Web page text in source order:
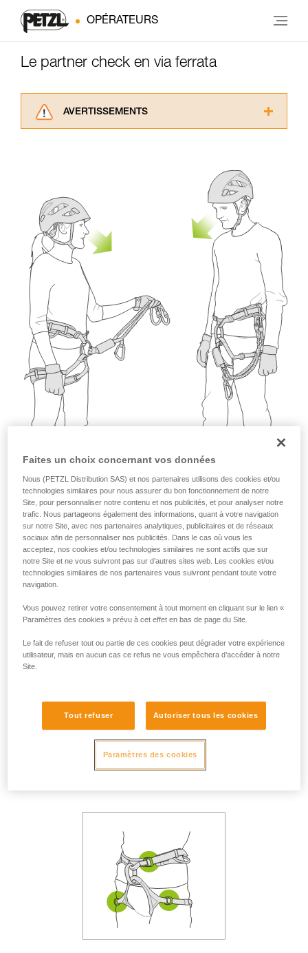
OPÉRATEURS
Le partner check en via ferrata
AVERTISSEMENTS
informations de la notice technique pour
pouvoir comprendre ce complément
d’informations.
Maîtriser ces techniques nécessite une
formation et un entraînement spécifique. Validez
avec un professionnel votre capacité à refaire
la manipulation, seul, en toute sécurité, avant
de la reproduire en autonomie.
Nous donnons des exemples de techniques
liées à votre activité. Il peut en exister d’autres
que nous ne décrivons pas ici.
Casque correctement
Faites un choix concernant vos données
Nous (PETZL Distribution SAS) et nos partenaires utilisons des cookies et/ou
technologies similaires pour nous assurer du bon fonctionnement de notre
Site, pour personnaliser notre contenu et nos publicités, et pour analyser notre
trafic. Nous partageons également des informations, quant à votre navigation
sur notre Site, avec nos partenaires analytiques, publicitaires et de réseaux
sociaux afin de personnaliser nos publicités. Dans le cas où vous les
acceptez, nos cookies et/ou technologies similaires ne sont actifs que sur
notre Site et ne vous suivront pas sur d’autres sites web. Les cookies et/ou
technologies similaires de nos partenaires vous suivront pendant toute votre
navigation.
Vous pouvez retirer votre consentement à tout moment en cliquant sur le lien «
Paramètres des cookies » prévu à cet effet en bas de page du Site.
Le fait de refuser tout ou partie de ces cookies peut dégrader votre expérience
utilisateur, mais en aucun cas ce refus ne vous empêchera d’accéder à notre
Site.
Tout refuser Autoriser tous les cookies
Paramètres des cookies